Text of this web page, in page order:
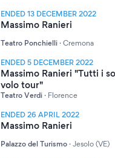
ENDED 13 DECEMBER 2022
Massimo Ranieri
Teatro Ponchielli · Cremona
ENDED 5 DECEMBER 2022
Massimo Ranieri "Tutti i
volo tour"
Teatro Verdi · Florence
ENDED 26 APRIL 2022
Massimo Ranieri
Palazzo del Turismo · Jesolo (VE)